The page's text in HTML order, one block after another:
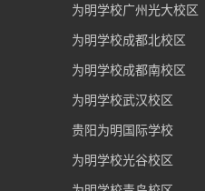
为明学校广州光大校区
为明学校成都北校区
为明学校成都南校区
为明学校武汉校区
贵阳为明国际学校
为明学校光谷校区